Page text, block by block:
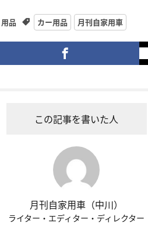
用品 カー用品 月刊自家用車
この記事を書いた人
月刊自家用車（中川）
ライター・エディター・ディレクター